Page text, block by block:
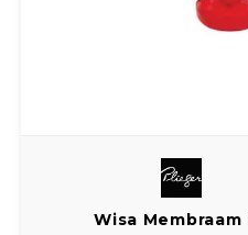
Wisa Membraam